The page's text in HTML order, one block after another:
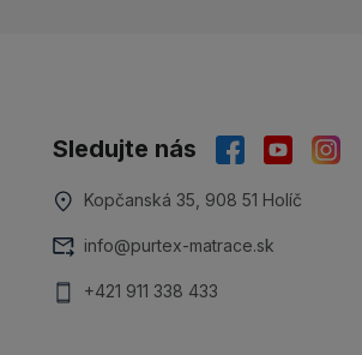
Sledujte nás
Kopčanská 35, 908 51 Holíč
info@purtex-matrace.sk
+421 911 338 433